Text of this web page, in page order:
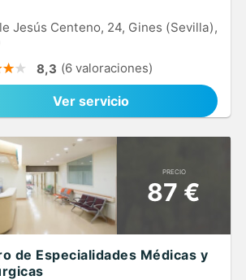
Jesús Centeno, 24, Gines (Sevilla),
8,3 (6 valoraciones)
Ver servicio
PRECIO
87 €
de Especialidades Médicas y